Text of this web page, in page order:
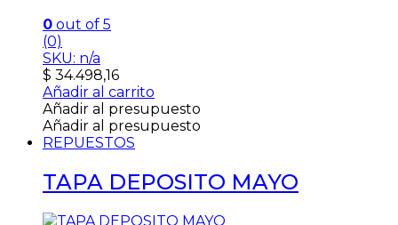
0 out of 5
(0)
SKU: n/a
$ 34.498,16
Añadir al carrito
Añadir al presupuesto
Añadir al presupuesto
REPUESTOS
TAPA DEPOSITO MAYO